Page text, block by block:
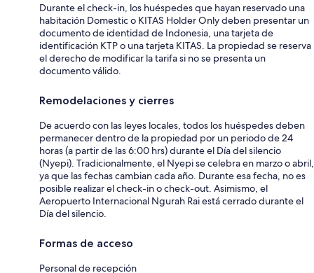
Durante el check-in, los huéspedes que hayan reservado una
habitación Domestic o KITAS Holder Only deben presentar un
documento de identidad de Indonesia, una tarjeta de
identificación KTP o una tarjeta KITAS. La propiedad se reserva
el derecho de modificar la tarifa si no se presenta un
documento válido.
Remodelaciones y cierres
De acuerdo con las leyes locales, todos los huéspedes deben
permanecer dentro de la propiedad por un periodo de 24
horas (a partir de las 6:00 hrs) durante el Día del silencio
(Nyepi). Tradicionalmente, el Nyepi se celebra en marzo o abril,
ya que las fechas cambian cada año. Durante esa fecha, no es
posible realizar el check-in o check-out. Asimismo, el
Aeropuerto Internacional Ngurah Rai está cerrado durante el
Día del silencio.
Formas de acceso
Personal de recepción